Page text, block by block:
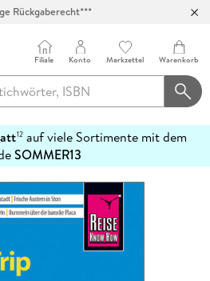
Rückgaberecht***
Filiale Konto Merkzettel Warenkorb
12auf viele Sortimente mit dem
SOMMER13